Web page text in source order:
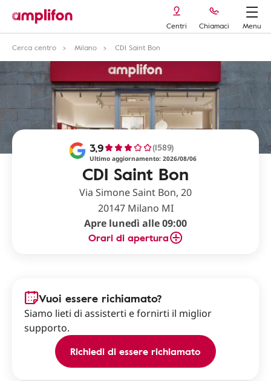
Centri Chiamaci
Menu
Cerca centro
Milano CDI Saint Bon
CDI Saint Bon
3,9 (1589)
Ultimo aggiornamento: 2026/08/06
Via Simone Saint Bon, 20
20147 Milano MI
Apre lunedì alle 09:00
Orari di apertura
Vuoi essere richiamato?
Siamo lieti di assisterti e fornirti il miglior
supporto.
Richiedi di essere richiamato